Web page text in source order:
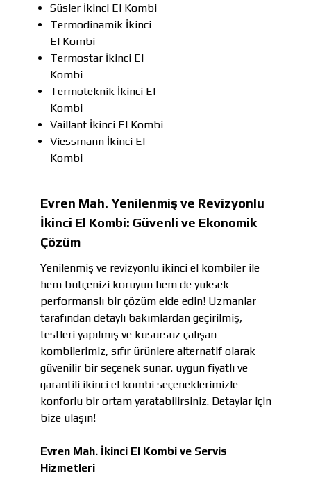
Süsler İkinci El Kombi
Termodinamik İkinci
El Kombi
Termostar İkinci El
Kombi
Termoteknik İkinci El
Kombi
Vaillant İkinci El Kombi
Viessmann İkinci El
Kombi
Evren Mah. Yenilenmiş ve Revizyonlu
İkinci El Kombi: Güvenli ve Ekonomik
Çözüm
Yenilenmiş ve revizyonlu ikinci el kombiler ile
hem bütçenizi koruyun hem de yüksek
performanslı bir çözüm elde edin! Uzmanlar
tarafından detaylı bakımlardan geçirilmiş,
testleri yapılmış ve kusursuz çalışan
kombilerimiz, sıfır ürünlere alternatif olarak
güvenilir bir seçenek sunar. uygun fiyatlı ve
garantili ikinci el kombi seçeneklerimizle
konforlu bir ortam yaratabilirsiniz. Detaylar için
bize ulaşın!
Evren Mah. İkinci El Kombi ve Servis
Hizmetleri